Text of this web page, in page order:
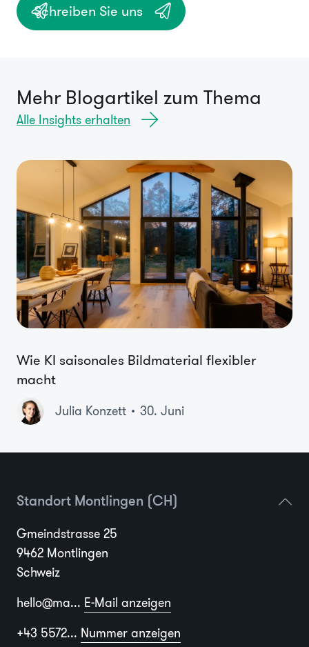
Schreiben Sie uns
Mehr Blogartikel zum Thema
Alle Insights erhalten
Wie KI saisonales Bildmaterial flexibler
macht
Julia Konzett 30. Juni
Standort Montlingen (CH)
Gmeindstrasse 25
9462 Montlingen
Schweiz
hello@ma... E-Mail anzeigen
+43 5572... Nummer anzeigen